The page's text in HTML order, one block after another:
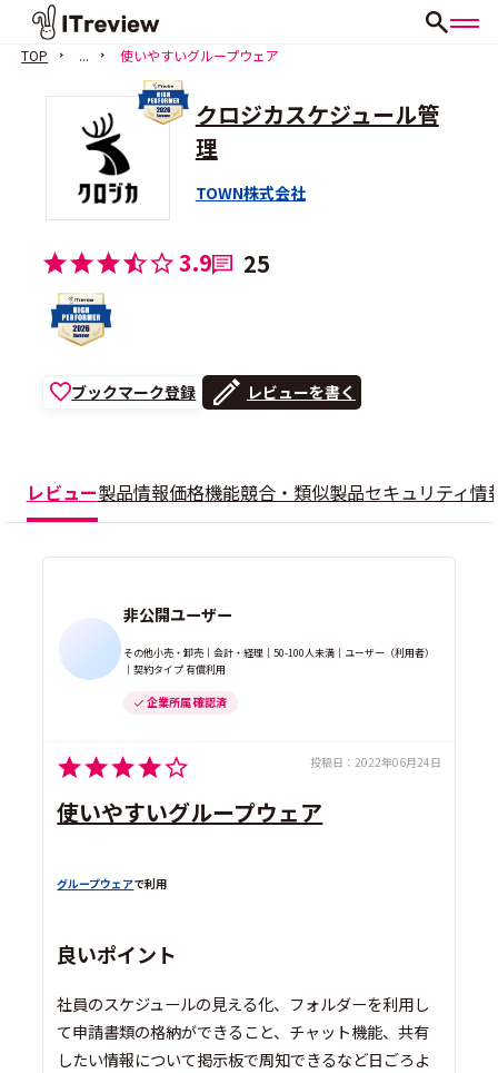
TOP ... 使いやすいグループウェア
クロジカスケジュール管
理
TOWN株式会社
3.9 25
ブックマーク登録 レビューを書く
レビュー製品情報価格機能競合・類似製品セキュリティ情
非公開ユーザー
その他小売・卸売｜会計・経理｜50-100人未満｜ユーザー（利用者）
｜契約タイプ 有償利用
企業所属 確認済
投稿日： 2022年06月24日
使いやすいグループウェア
グループウェアで利用
良いポイント
社員のスケジュールの見える化、フォルダーを利用し
て申請書類の格納ができること、チャット機能、共有
したい情報について掲示板で周知できるなど日ごろよ